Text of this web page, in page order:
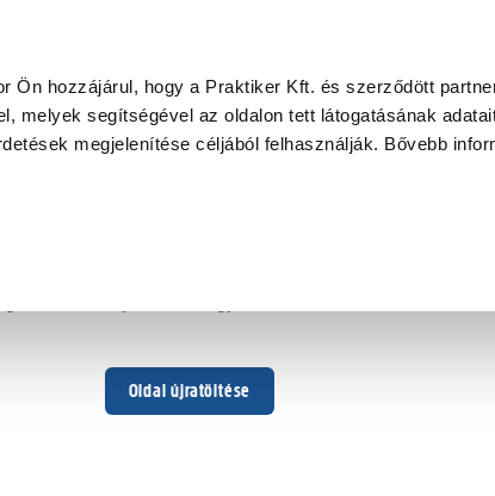
Ön hozzájárul, hogy a Praktiker Kft. és szerződött
melyek segítségével az oldalon tett látogatásának
megjelenítése céljából felhasználják. Bővebb
Oldal újratöltése